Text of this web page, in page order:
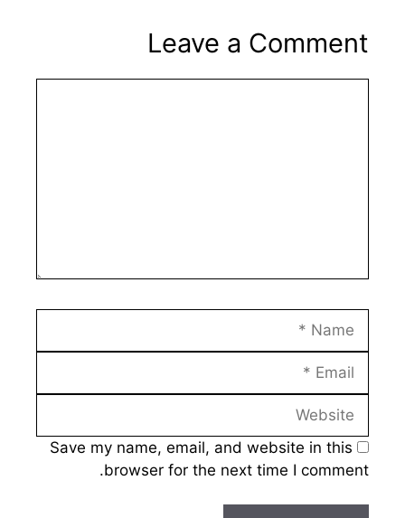
Leave a Comment
Save my name, email, and website in this
browser for the next time I comment.